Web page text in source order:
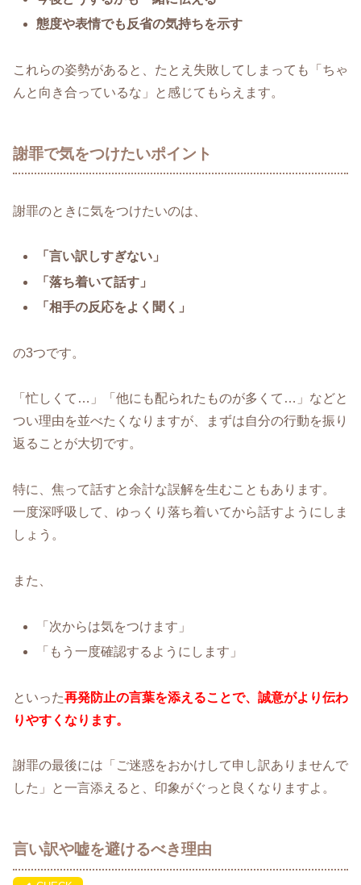
態度や表情でも反省の気持ちを示す
これらの姿勢があると、たとえ失敗してしまっても「ちゃ
んと向き合っているな」と感じてもらえます。
謝罪で気をつけたいポイント
謝罪のときに気をつけたいのは、
「言い訳しすぎない」
「落ち着いて話す」
「相手の反応をよく聞く」
の3つです。
「忙しくて…」「他にも配られたものが多くて…」などと
つい理由を並べたくなりますが、まずは自分の行動を振り
返ることが大切です。
特に、焦って話すと余計な誤解を生むこともあります。
一度深呼吸して、ゆっくり落ち着いてから話すようにしま
しょう。
また、
「次からは気をつけます」
「もう一度確認するようにします」
といった再発防止の言葉を添えることで、誠意がより伝わ
りやすくなります。
謝罪の最後には「ご迷惑をおかけして申し訳ありませんで
した」と一言添えると、印象がぐっと良くなりますよ。
言い訳や嘘を避けるべき理由